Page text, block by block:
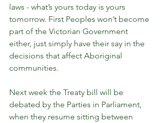
laws - what’s yours today is yours
tomorrow. First Peoples won’t become
part of the Victorian Government
either, just simply have their say in the
decisions that affect Aboriginal
communities.
Next week the Treaty bill will be
debated by the Parties in Parliament,
when they resume sitting between